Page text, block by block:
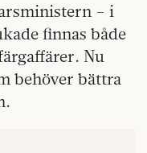
– i
finnas både
Nu
behöver bättra